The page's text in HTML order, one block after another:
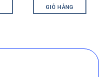
GIỎ HÀNG